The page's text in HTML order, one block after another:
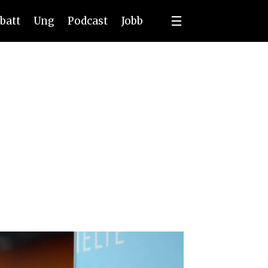
Ung Podcast Jobb